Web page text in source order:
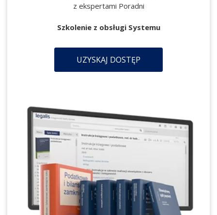
z ekspertami Poradni
Szkolenie z obsługi Systemu
UZYSKAJ DOSTĘP